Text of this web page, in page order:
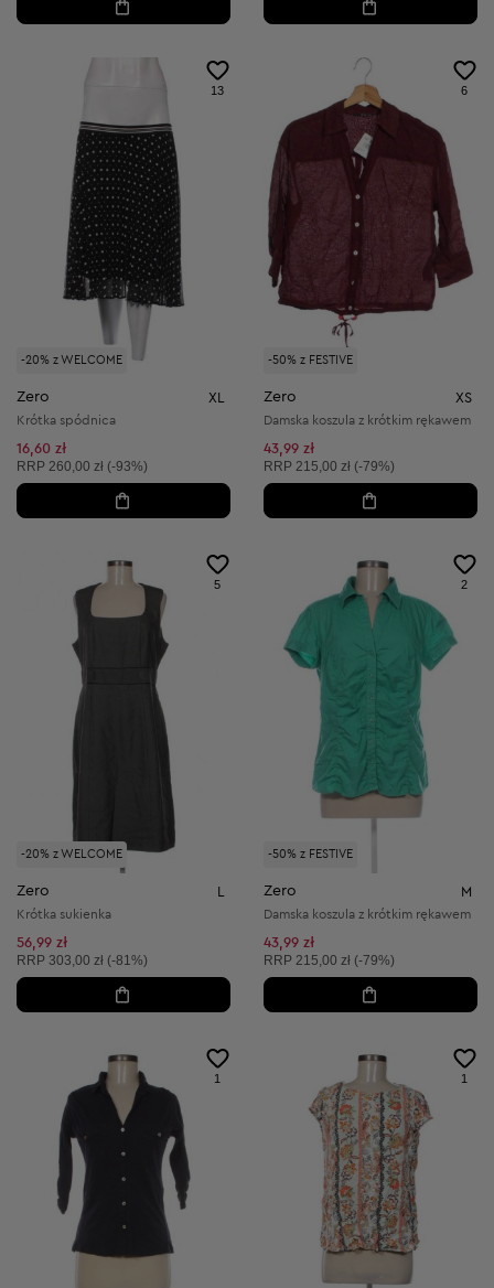
-20% z WELCOME
13
Zero XL
Krótka spódnica
16,60 zł
Cena sugerowana:
RRP 260,00 zł (-93%)
-50% z FESTIVE
6
Zero XS
Damska koszula z krótkim rękawem
43,99 zł
Cena sugerowana:
RRP 215,00 zł (-79%)
-20% z WELCOME
5
Zero L
Krótka sukienka
56,99 zł
Cena sugerowana:
RRP 303,00 zł (-81%)
-50% z FESTIVE
2
Zero M
Damska koszula z krótkim rękawem
43,99 zł
Cena sugerowana:
RRP 215,00 zł (-79%)
1 1